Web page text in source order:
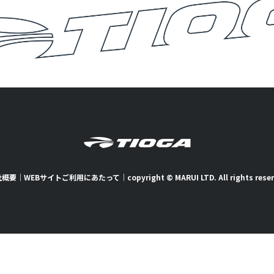
要｜ WEBサイトご利用にあたって ｜ copyright © MARUI LTD. All rights